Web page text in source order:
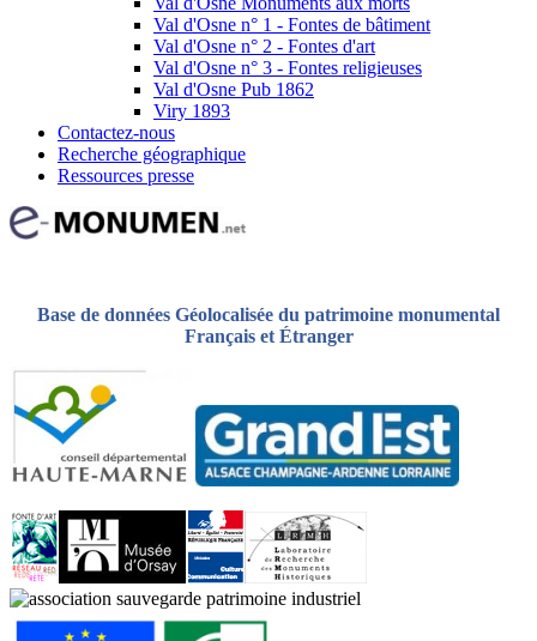
Val d'Osne n° 1 - Fontes de bâtiment
Val d'Osne n° 2 - Fontes d'art
Val d'Osne n° 3 - Fontes religieuses
Val d'Osne Pub 1862
Viry 1893
Contactez-nous
Recherche géographique
Ressources presse
Base de données Géolocalisée du patrimoine monumental
Français et Étranger